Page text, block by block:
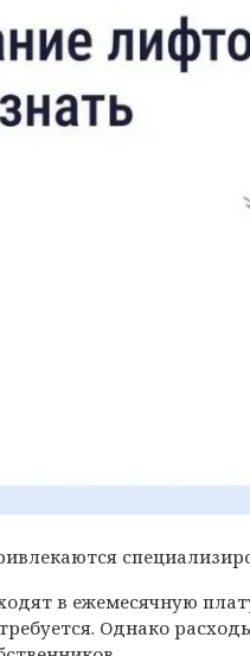
в ежемесячную
Однако